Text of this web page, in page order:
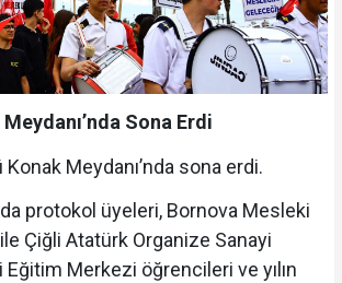
Sona Erdi
Meydanı’nda sona erdi.
protokol üyeleri, Bornova Mesleki
Çiğli Atatürk Organize Sanayi
Merkezi öğrencileri ve yılın